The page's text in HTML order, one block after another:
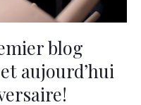
blog
aujourd’hui